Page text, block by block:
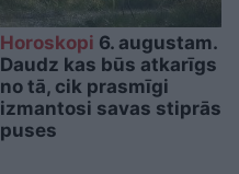
Horoskopi 6. augustam.
Daudz kas būs atkarīgs
no tā, cik prasmīgi
izmantosi savas stiprās
puses